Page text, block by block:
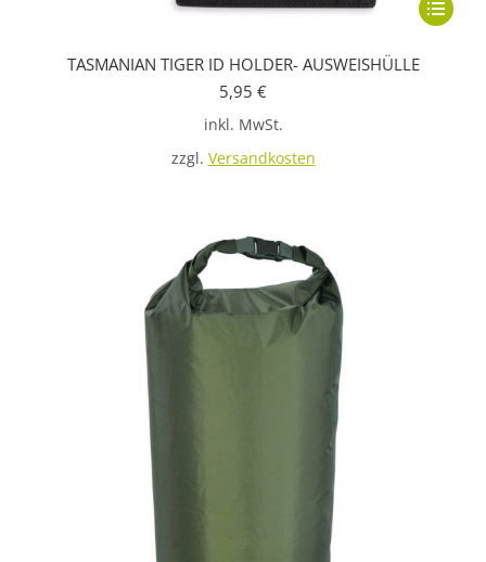
Dieses
weist
TASMANIAN TIGER ID HOLDER- AUSWEISHÜLLE
5,95 €
inkl. MwSt.
zzgl. Versandkosten